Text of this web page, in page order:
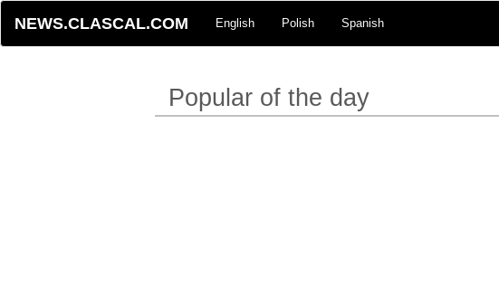
NEWS.CLASCAL.COM English Polish Spanish
Popular of the day